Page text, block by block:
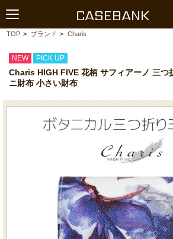
CASEBANK
TOP > ブランド > Charis
NEW PICK UP
Charis HIGH FIVE 花柄 サフィアーノ 三つ
ニ財布 小さい財布